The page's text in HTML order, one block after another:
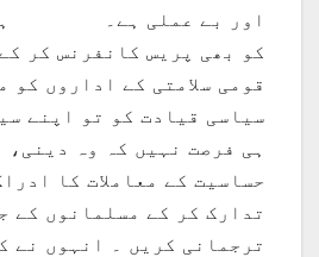
کو بھی پریس کانفرنس کر
قومی سلامتی کے اداروں کو
سیاسی قیادت کو تو اپنے
ہی فرصت نہیں کہ وہ دینی،
حساسیت کے معاملات کا
تدارک کر کے مسلمانوں کے
ترجمانی کریں ۔ انہوں نے